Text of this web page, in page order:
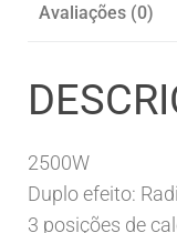
Avaliações (0)
2500W
Duplo efeito:
3 posições de